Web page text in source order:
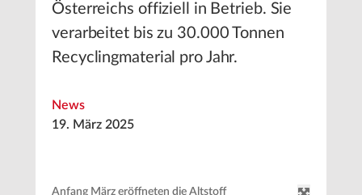
Österreichs offiziell in Betrieb. Sie
verarbeitet bis zu 30.000 Tonnen
Recyclingmaterial pro Jahr.
News
19. März 2025
Anfang März eröffneten die Altstoff